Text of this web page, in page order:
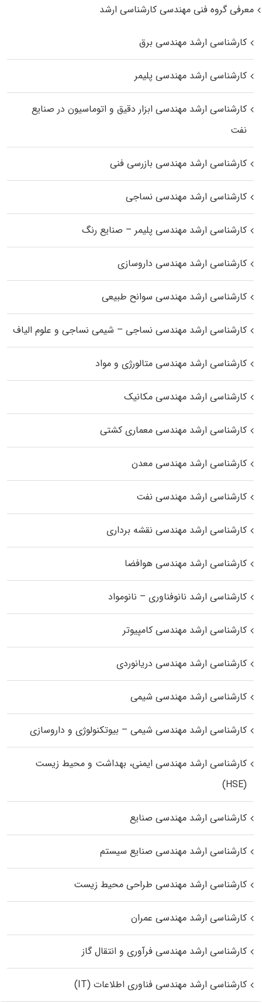
معرفی گروه فنی مهندسی کارشناسی ارشد
کارشناسی ارشد مهندسی برق
کارشناسی ارشد مهندسی پلیمر
کارشناسی ارشد مهندسی ابزار دقیق و اتوماسیون در صنایع
نفت
کارشناسی ارشد مهندسی بازرسی فنی
کارشناسی ارشد مهندسی نساجی
کارشناسی ارشد مهندسی پلیمر – صنایع رنگ
کارشناسی ارشد مهندسی داروسازی
کارشناسی ارشد مهندسی سوانح طبیعی
کارشناسی ارشد مهندسی نساجی – شیمی نساجی و علوم الیاف
کارشناسی ارشد مهندسی متالورژی و مواد
کارشناسی ارشد مهندسی مکانیک
کارشناسی ارشد مهندسی معماری کشتی
کارشناسی ارشد مهندسی معدن
کارشناسی ارشد مهندسی نفت
کارشناسی ارشد مهندسی نقشه برداری
کارشناسی ارشد مهندسی هوافضا
کارشناسی ارشد نانوفناوری – نانومواد
کارشناسی ارشد مهندسی کامپیوتر
کارشناسی ارشد مهندسی دریانوردی
کارشناسی ارشد مهندسی شیمی
کارشناسی ارشد مهندسی شیمی – بیوتکنولوژی و داروسازی
کارشناسی ارشد مهندسی ایمنی، بهداشت و محیط زیست
(HSE)
کارشناسی ارشد مهندسی صنایع
کارشناسی ارشد مهندسی صنایع سیستم
کارشناسی ارشد مهندسی طراحی محیط زیست
کارشناسی ارشد مهندسی عمران
کارشناسی ارشد مهندسی فرآوری و انتقال گاز
کارشناسی ارشد مهندسی فناوری اطلاعات (IT)